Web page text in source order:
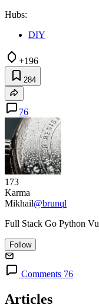
Hubs:
DIY
+196
284
76
173
Karma
Mikhail@brunql
Full Stack Go Python
Follow
Comments 76
Articles